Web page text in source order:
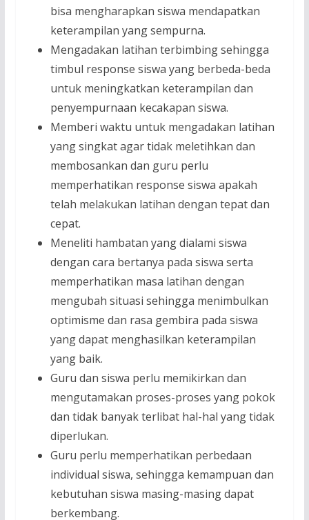
bisa mengharapkan siswa mendapatkan
keterampilan yang sempurna.
Mengadakan latihan terbimbing sehingga
timbul response siswa yang berbeda-beda
untuk meningkatkan keterampilan dan
penyempurnaan kecakapan siswa.
Memberi waktu untuk mengadakan latihan
yang singkat agar tidak meletihkan dan
membosankan dan guru perlu
memperhatikan response siswa apakah
telah melakukan latihan dengan tepat dan
cepat.
Meneliti hambatan yang dialami siswa
dengan cara bertanya pada siswa serta
memperhatikan masa latihan dengan
mengubah situasi sehingga menimbulkan
optimisme dan rasa gembira pada siswa
yang dapat menghasilkan keterampilan
yang baik.
Guru dan siswa perlu memikirkan dan
mengutamakan proses-proses yang pokok
dan tidak banyak terlibat hal-hal yang tidak
diperlukan.
Guru perlu memperhatikan perbedaan
individual siswa, sehingga kemampuan dan
kebutuhan siswa masing-masing dapat
berkembang.